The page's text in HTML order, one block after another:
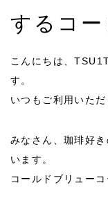
するコー
こんにちは、
す。
いつもご利用いた
みなさん、珈琲好
います。
コールドブリュー